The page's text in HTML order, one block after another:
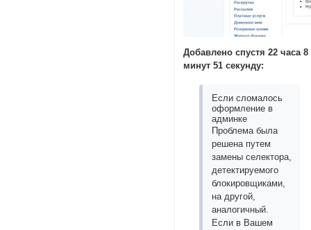
Добавлено спустя 22 часа 8
минут 51 секунду:
Если сломалось
оформление в
админке
Проблема была
решена путем
замены селектора,
детектируемого
блокировщиками,
на другой,
аналогичный.
Если в Вашем